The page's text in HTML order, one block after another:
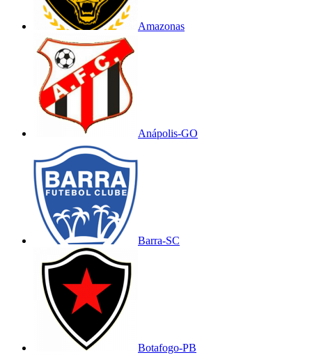
Amazonas
Anápolis-GO
Barra-SC
Botafogo-PB